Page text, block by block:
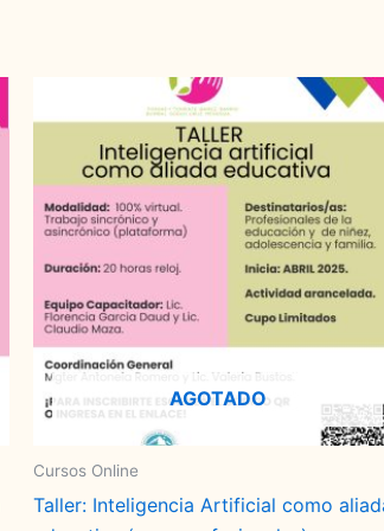
AGOTADO
Cursos Online
Taller: Inteligencia Artificial como